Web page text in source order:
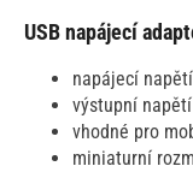
USB napájecí
napájecí
výstupní
vhodné pro
miniaturní